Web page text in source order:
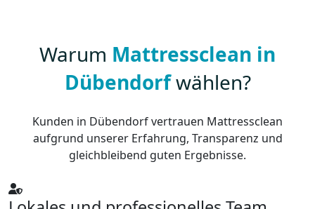
Warum Mattressclean in
Dübendorfwählen?
Kunden in Dübendorf vertrauen Mattressclean
aufgrund unserer Erfahrung, Transparenz und
gleichbleibend guten Ergebnisse.